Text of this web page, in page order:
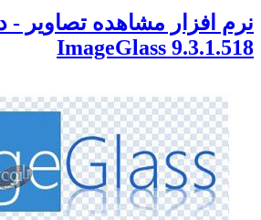
مشاهده تصاویر - دانلود
ImageGlass